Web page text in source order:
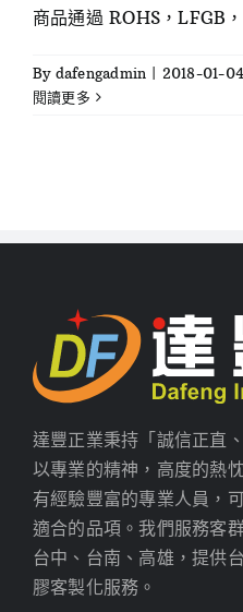
商品通過 ROHS，LFGB
By dafengadmin 2018-01-04
閱讀更多
達豐正業秉持「誠信正直
以專業的精神，高度的熱
有經驗豐富的專業人員，
適合的品項。我們服務客
台中、台南、高雄，提供
膠客製化服務。